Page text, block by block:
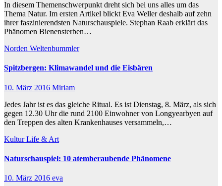
In diesem Themenschwerpunkt dreht sich bei uns alles um das
Thema Natur. Im ersten Artikel blickt Eva Weller deshalb auf zehn
ihrer faszinierendsten Naturschauspiele. Stephan Raab erklärt das
Phänomen Bienensterben…
Norden Weltenbummler
Spitzbergen: Klimawandel und die Eisbären
10. März 2016 Miriam
Jedes Jahr ist es das gleiche Ritual. Es ist Dienstag, 8. März, als sich
gegen 12.30 Uhr die rund 2100 Einwohner von Longyearbyen auf
den Treppen des alten Krankenhauses versammeln,…
KulturLife & Art
Naturschauspiel: 10 atemberaubende Phänomene
10. März 2016 eva